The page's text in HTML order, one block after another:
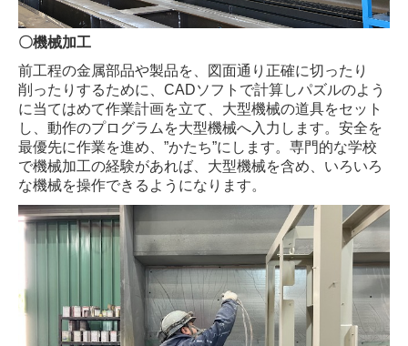
〇機械加工
前工程の金属部品や製品を、図面通り正確に切ったり
削ったりするために、CADソフトで計算しパズルのよう
に当てはめて作業計画を立て、大型機械の道具をセット
し、動作のプログラムを大型機械へ入力します。安全を
最優先に作業を進め、”かたち”にします。専門的な学校
で機械加工の経験があれば、大型機械を含め、いろいろ
な機械を操作できるようになります。